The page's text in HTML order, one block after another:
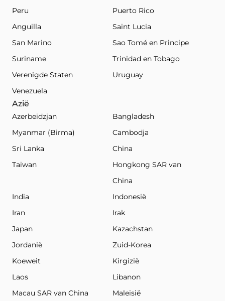
Peru
Puerto Rico
Anguilla
Saint Lucia
San Marino
Sao Tomé en Principe
Suriname
Trinidad en Tobago
Verenigde Staten
Uruguay
Venezuela
Azië
Azerbeidzjan
Bangladesh
Myanmar (Birma)
Cambodja
Sri Lanka
China
Taiwan
Hongkong SAR van
China
India
Indonesië
Iran
Irak
Japan
Kazachstan
Jordanië
Zuid-Korea
Koeweit
Kirgizië
Laos
Libanon
Macau SAR van China
Maleisië